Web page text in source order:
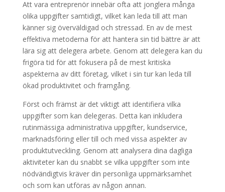
Att vara entreprenör innebär ofta att jonglera många
olika uppgifter samtidigt, vilket kan leda till att man
känner sig överväldigad och stressad. En av de mest
effektiva metoderna för att hantera sin tid bättre är att
lära sig att delegera arbete. Genom att delegera kan du
frigöra tid för att fokusera på de mest kritiska
aspekterna av ditt företag, vilket i sin tur kan leda till
ökad produktivitet och framgång.
Först och främst är det viktigt att identifiera vilka
uppgifter som kan delegeras. Detta kan inkludera
rutinmässiga administrativa uppgifter, kundservice,
marknadsföring eller till och med vissa aspekter av
produktutveckling. Genom att analysera dina dagliga
aktiviteter kan du snabbt se vilka uppgifter som inte
nödvändigtvis kräver din personliga uppmärksamhet
och som kan utföras av någon annan.